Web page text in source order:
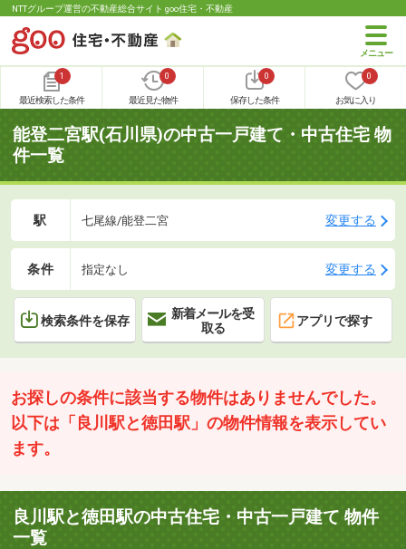
NTTグループ運営の不動産総合サイト goo住宅・不動産
1
最近検索した条件
0
最近見た物件
0
保存した条件
0
お気に入り
能登二宮駅(石川県)の中古一戸建て・中古住宅 物
件一覧
駅 七尾線/能登二宮 変更する
条件 指定なし 変更する
検索条件を保存
新着メールを受
取る
アプリで探す
お探しの条件に該当する物件はありませんでした。
以下は「良川駅と徳田駅」の物件情報を表示してい
ます。
良川駅と徳田駅の中古住宅・中古一戸建て 物件
一覧